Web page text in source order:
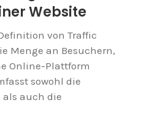
Website
von Traffic
Menge an Besuchern,
Online-Plattform
sowohl die
als auch die